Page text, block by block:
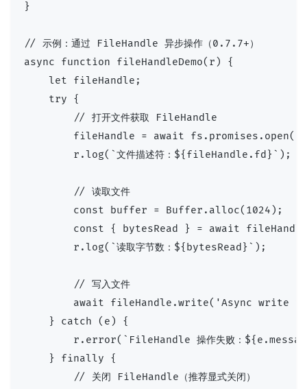
}
// 示例：通过 FileHandle 异步操作（0.7.7+）
async function fileHandleDemo(r) {
    let fileHandle;
    try {
        // 打开文件获取 FileHandle
fileHandle = await
        r.log(`文件描述符：${fileHandle.fd}`);
        // 读取文件
        const buffer = Buffer.alloc(1024);
const { bytesRead } = await
        r.log(`读取字节数：${bytesRead}`);
        // 写入文件
await fileHandle.write('Async write
    } catch (e) {
r.error(`FileHandle 操作失败：
    } finally {
        // 关闭 FileHandle（推荐显式关闭）